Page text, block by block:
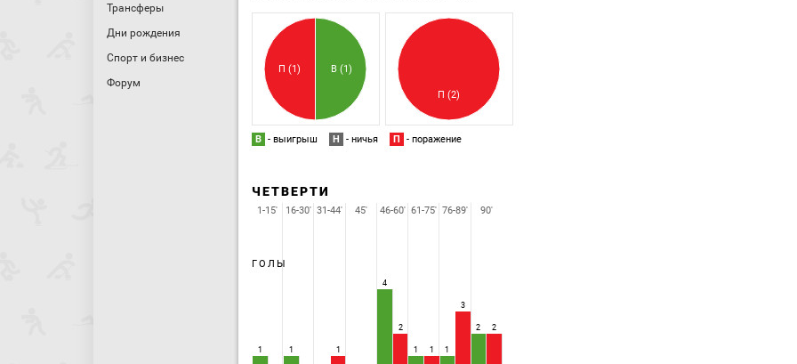
Трансферы
Дни рождения
Спорт и бизнес
Форум
В (1)
П (1)
П (2)
В - выигрыш Н - ничья П - поражение
ЧЕТВЕРТИ
ГОЛЫ
1 1 1
4
2
1 1 1
3
2 2
1-15' 16-30' 31-44' 45' 46-60' 61-75' 76-89' 90'